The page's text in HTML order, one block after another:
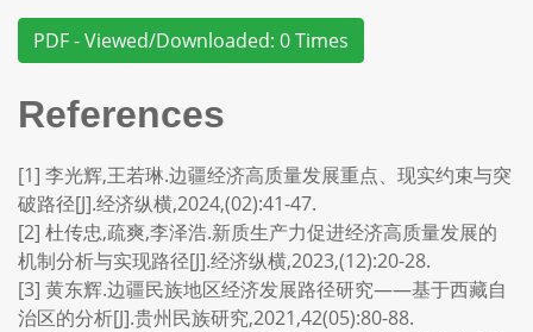
PDF - Viewed/Downloaded: 0 Times
References
[1] 李光辉,王若琳.边疆经济高质量发展重点、现实约束与突
破路径[J].经济纵横,2024,(02):41-47.
[2] 杜传忠,疏爽,李泽浩.新质生产力促进经济高质量发展的
机制分析与实现路径[J].经济纵横,2023,(12):20-28.
[3] 黄东辉.边疆民族地区经济发展路径研究——基于西藏自
治区的分析[J].贵州民族研究,2021,42(05):80-88.